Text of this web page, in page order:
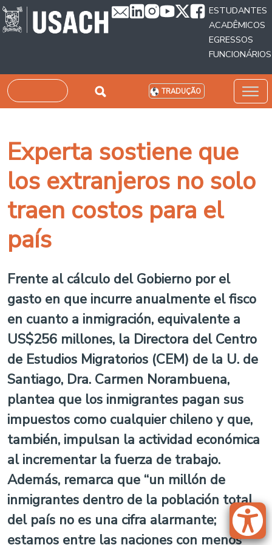
Passar para o conteúdo principal
ESTUDANTES
ACADÊMICOS
EGRESSOS
FUNCIONÁRIOS
Pesquisar TRADUÇÃO
Experta sostiene que
los extranjeros no solo
traen costos para el
país
Frente al cálculo del Gobierno por el
gasto en que incurre anualmente el fisco
en cuanto a inmigración, equivalente a
US$256 millones, la Directora del Centro
de Estudios Migratorios (CEM) de la U. de
Santiago, Dra. Carmen Norambuena,
plantea que los inmigrantes pagan sus
impuestos como cualquier chileno y que,
también, impulsan la actividad económica
al incrementar la fuerza de trabajo.
Además, remarca que “un millón de
inmigrantes dentro de la población total
del país no es una cifra alarmante;
estamos entre las naciones con menos